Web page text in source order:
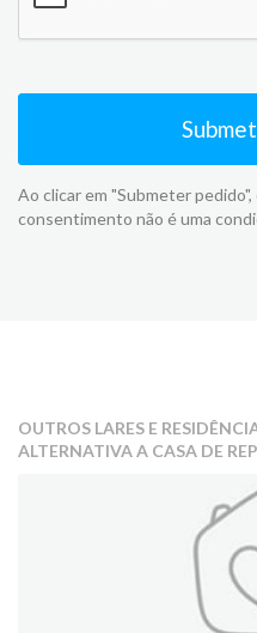
Ao clicar em "Submeter
consentimento não é uma
OUTROS LARES E
ALTERNATIVA A CASA DE